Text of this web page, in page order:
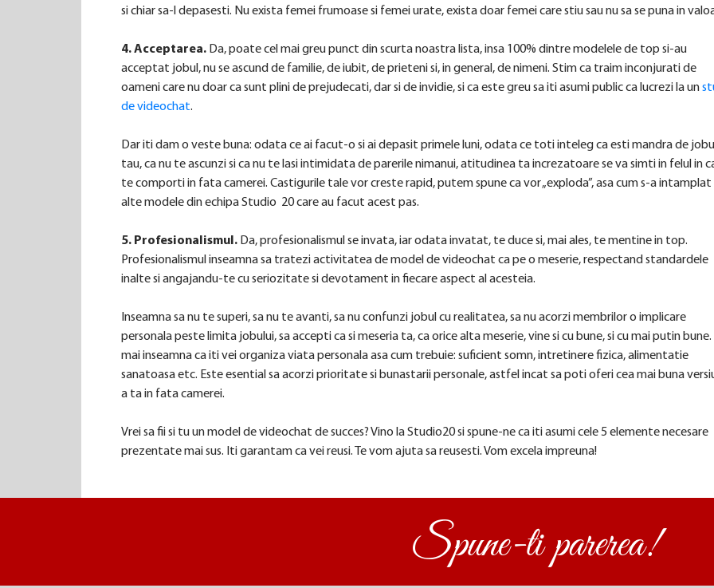
si chiar sa-l depasesti. Nu exista femei frumoase si femei urate, exista doar femei care stiu sau nu sa se puna in
4. Acceptarea. Da, poate cel mai greu punct din scurta noastra lista, insa 100% dintre modelele de top si-au
acceptat jobul, nu se ascund de familie, de iubit, de prieteni si, in general, de nimeni. Stim ca traim inconjurati de
oameni care nu doar ca sunt plini de prejudecati, dar si de invidie, si ca este greu sa iti asumi public ca lucrezi la un
de videochat.
Dar iti dam o veste buna: odata ce ai facut-o si ai depasit primele luni, odata ce toti inteleg ca esti mandra de jobul
tau, ca nu te ascunzi si ca nu te lasi intimidata de parerile nimanui, atitudinea ta increzatoare se va simti in felul in
te comporti in fata camerei. Castigurile tale vor creste rapid, putem spune ca vor „exploda”, asa cum s-a intamplat
alte modele din echipa Studio 20 care au facut acest pas.
5. Profesionalismul. Da, profesionalismul se invata, iar odata invatat, te duce si, mai ales, te mentine in top.
Profesionalismul inseamna sa tratezi activitatea de model de videochat ca pe o meserie, respectand standardele
inalte si angajandu-te cu seriozitate si devotament in fiecare aspect al acesteia.
Inseamna sa nu te superi, sa nu te avanti, sa nu confunzi jobul cu realitatea, sa nu acorzi membrilor o implicare
personala peste limita jobului, sa accepti ca si meseria ta, ca orice alta meserie, vine si cu bune, si cu mai putin bune.
mai inseamna ca iti vei organiza viata personala asa cum trebuie: suficient somn, intretinere fizica, alimentatie
sanatoasa etc. Este esential sa acorzi prioritate si bunastarii personale, astfel incat sa poti oferi cea mai buna
a ta in fata camerei.
Vrei sa fii si tu un model de videochat de succes? Vino la Studio20 si spune-ne ca iti asumi cele 5 elemente necesare
prezentate mai sus. Iti garantam ca vei reusi. Te vom ajuta sa reusesti. Vom excela impreuna!
Spune-ti parerea!